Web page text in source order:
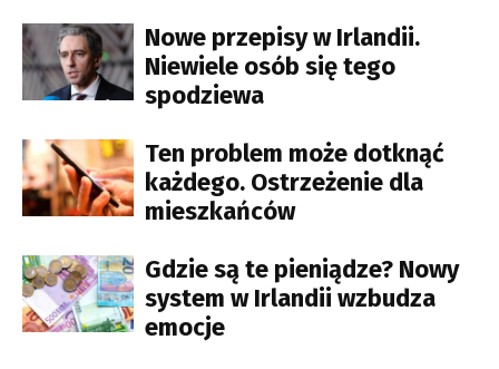
Nowe przepisy w Irlandii.
Niewiele osób się tego
spodziewa
Ten problem może dotknąć
każdego. Ostrzeżenie dla
mieszkańców
Gdzie są te pieniądze? Nowy
system w Irlandii wzbudza
emocje